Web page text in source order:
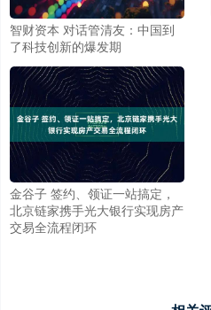
智财资本 对话管清友：中国到
了科技创新的爆发期
金谷子 签约、领证一站搞定，
北京链家携手光大银行实现房产
交易全流程闭环